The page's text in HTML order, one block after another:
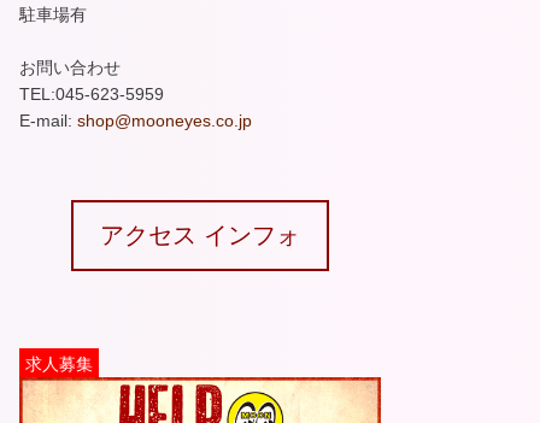
駐車場有
お問い合わせ
TEL:045-623-5959
E-mail: shop@mooneyes.co.jp
アクセス インフォ
求人募集